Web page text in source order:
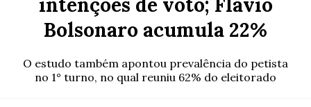
Bolsonaro acumula 22%
O estudo também apontou prevalência do petista
no 1° turno, no qual reuniu 62% do eleitorado